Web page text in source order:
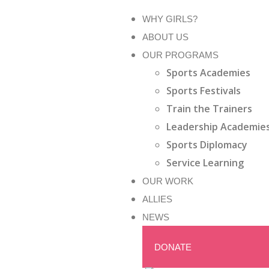
WHY GIRLS?
ABOUT US
OUR PROGRAMS
Sports Academies
Sports Festivals
Train the Trainers
Leadership
Sports Diplomacy
Service Learning
OUR WORK
ALLIES
NEWS
DONATE